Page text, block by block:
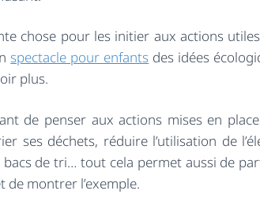
chose pour les initier aux actions
spectacle pour enfants des idées
plus.
de penser aux actions mises en
ses déchets, réduire l’utilisation de
de tri… tout cela permet aussi de
de montrer l’exemple.